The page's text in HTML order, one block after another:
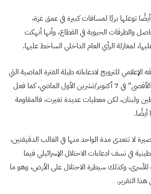
توغلها بريًا لمسافات كبيرة في عمق غزة،
والطرقات الحيوية في القطاع، وأنها أنهكت
لمغازلة الرأي العام الداخلي الساخط عليها.
للترويج لادعاءاته طيلة الفترة الماضية التي
أعقبت عملية “طوفان الأقصى” في 7 أكتوبر/تشرين الأول الماضي، كما فعل
ولبنان، لكن معطيات عديدة تغيرت، فالمقاومة
أيضًا.
لا تتعدى مدة الواحد منها في الغالب الدقيقتين،
في نسف ادعاءات الاحتلال الإسرائيلي فيما
وكذلك سيطرة الاحتلال على الأرض، وهو ما
التقرير.